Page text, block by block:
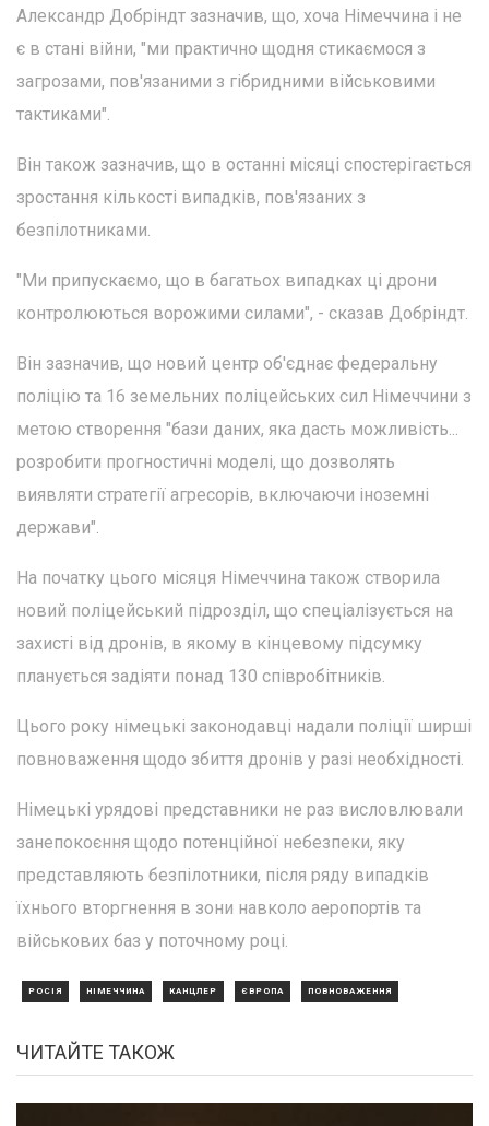
Александр Добріндт зазначив, що, хоча Німеччина і не
є в стані війни, "ми практично щодня стикаємося з
загрозами, пов'язаними з гібридними військовими
тактиками".
Він також зазначив, що в останні місяці спостерігається
зростання кількості випадків, пов'язаних з
безпілотниками.
"Ми припускаємо, що в багатьох випадках ці дрони
контролюються ворожими силами", - сказав Добріндт.
Він зазначив, що новий центр об'єднає федеральну
поліцію та 16 земельних поліцейських сил Німеччини з
метою створення "бази даних, яка дасть можливість...
розробити прогностичні моделі, що дозволять
виявляти стратегії агресорів, включаючи іноземні
держави".
На початку цього місяця Німеччина також створила
новий поліцейський підрозділ, що спеціалізується на
захисті від дронів, в якому в кінцевому підсумку
планується задіяти понад 130 співробітників.
Цього року німецькі законодавці надали поліції ширші
повноваження щодо збиття дронів у разі необхідності.
Німецькі урядові представники не раз висловлювали
занепокоєння щодо потенційної небезпеки, яку
представляють безпілотники, після ряду випадків
їхнього вторгнення в зони навколо аеропортів та
військових баз у поточному році.
РОСІЯ НІМЕЧЧИНА КАНЦЛЕР ЄВРОПА ПОВНОВАЖЕННЯ
ЧИТАЙТЕ ТАКОЖ